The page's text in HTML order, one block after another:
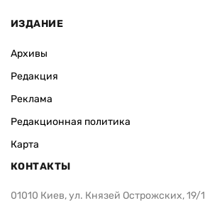
ИЗДАНИЕ
Архивы
Редакция
Реклама
Редакционная политика
Карта
КОНТАКТЫ
01010 Киев, ул. Князей Острожских, 19/1